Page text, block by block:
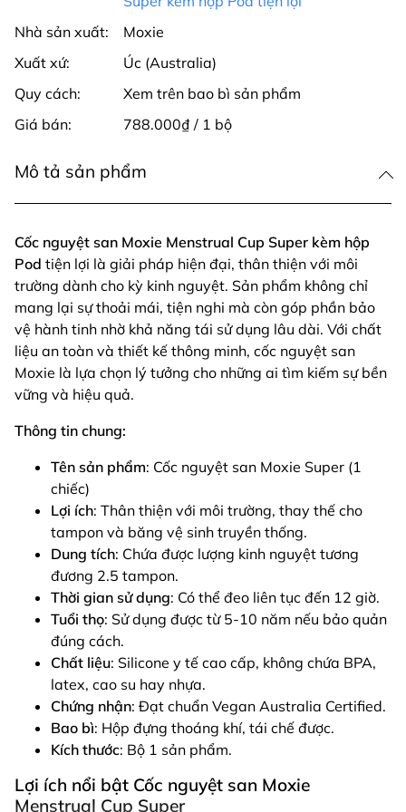
Nhà sản xuất:
Moxie
Xuất xứ:
Úc (Australia)
Quy cách:
Xem trên bao bì sản phẩm
Giá bán:
788.000₫ / 1 bộ
Mô tả sản phẩm
Cốc nguyệt san Moxie Menstrual Cup Super kèm hộp
Pod tiện lợi là giải pháp hiện đại, thân thiện với môi
trường dành cho kỳ kinh nguyệt. Sản phẩm không chỉ
mang lại sự thoải mái, tiện nghi mà còn góp phần bảo
vệ hành tinh nhờ khả năng tái sử dụng lâu dài. Với chất
liệu an toàn và thiết kế thông minh, cốc nguyệt san
Moxie là lựa chọn lý tưởng cho những ai tìm kiếm sự bền
vững và hiệu quả.
Thông tin chung:
Tên sản phẩm: Cốc nguyệt san Moxie Super (1
chiếc)
Lợi ích: Thân thiện với môi trường, thay thế cho
tampon và băng vệ sinh truyền thống.
Dung tích: Chứa được lượng kinh nguyệt tương
đương 2.5 tampon.
Thời gian sử dụng: Có thể đeo liên tục đến 12 giờ.
Tuổi thọ: Sử dụng được từ 5-10 năm nếu bảo quản
đúng cách.
Chất liệu: Silicone y tế cao cấp, không chứa BPA,
latex, cao su hay nhựa.
Chứng nhận: Đạt chuẩn Vegan Australia Certified.
Bao bì: Hộp đựng thoáng khí, tái chế được.
Kích thước: Bộ 1 sản phẩm.
Lợi ích nổi bật Cốc nguyệt san Moxie
Menstrual Cup Super